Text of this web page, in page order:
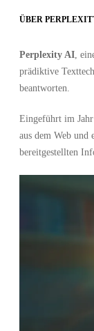
ÜBER
Perplexity AI,
prädiktive
beantworten.
Eingeführt im
aus dem Web
bereitgestellten